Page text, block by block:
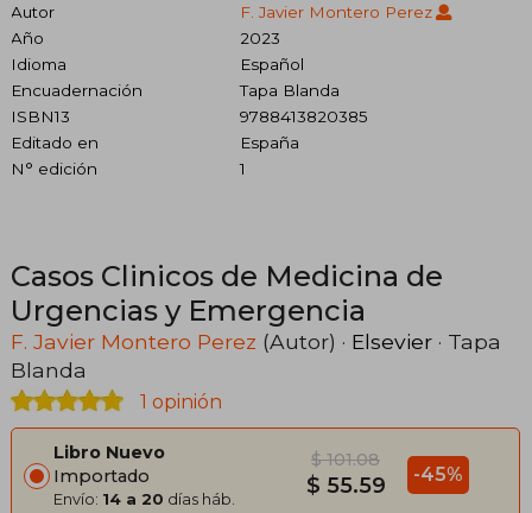
Autor
F. Javier Montero Perez
Año
2023
Idioma
Español
Encuadernación
Tapa Blanda
ISBN13
9788413820385
Editado en
España
N° edición
1
Casos Clinicos de Medicina de
Urgencias y Emergencia
F. Javier Montero Perez (Autor) · Elsevier · Tapa
Blanda
1 opinión
Libro Nuevo
Importado
Envío: 14 a 20 días háb.
$ 101.08
$ 55.59 -45%